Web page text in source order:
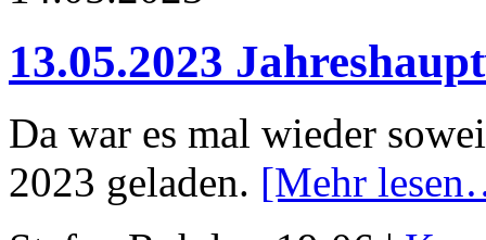
13.05.2023
Da war es mal wieder
2023 geladen. [Mehr